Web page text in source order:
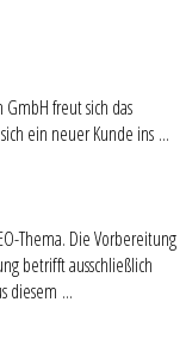
freut sich das
ein neuer Kunde ins ...
Thema. Die Vorbereitung
betrifft ausschließlich
diesem ...